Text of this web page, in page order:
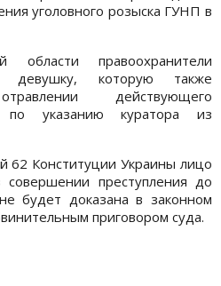
уголовного розыска ГУНП в
правоохранители
девушку, которую также
действующего
по указанию куратора из
62 Конституции Украины лицо
совершении преступления до
будет доказана в законном
приговором суда.